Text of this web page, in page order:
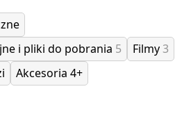
i pliki do pobrania 5 Filmy3
Akcesoria 4+